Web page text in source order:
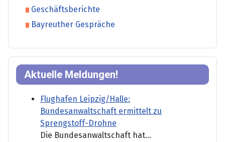
Geschäftsberichte
Bayreuther Gespräche
Aktuelle Meldungen!
Flughafen Leipzig/Halle:
Bundesanwaltschaft ermittelt zu
Sprengstoff-Drohne
Die Bundesanwaltschaft hat...